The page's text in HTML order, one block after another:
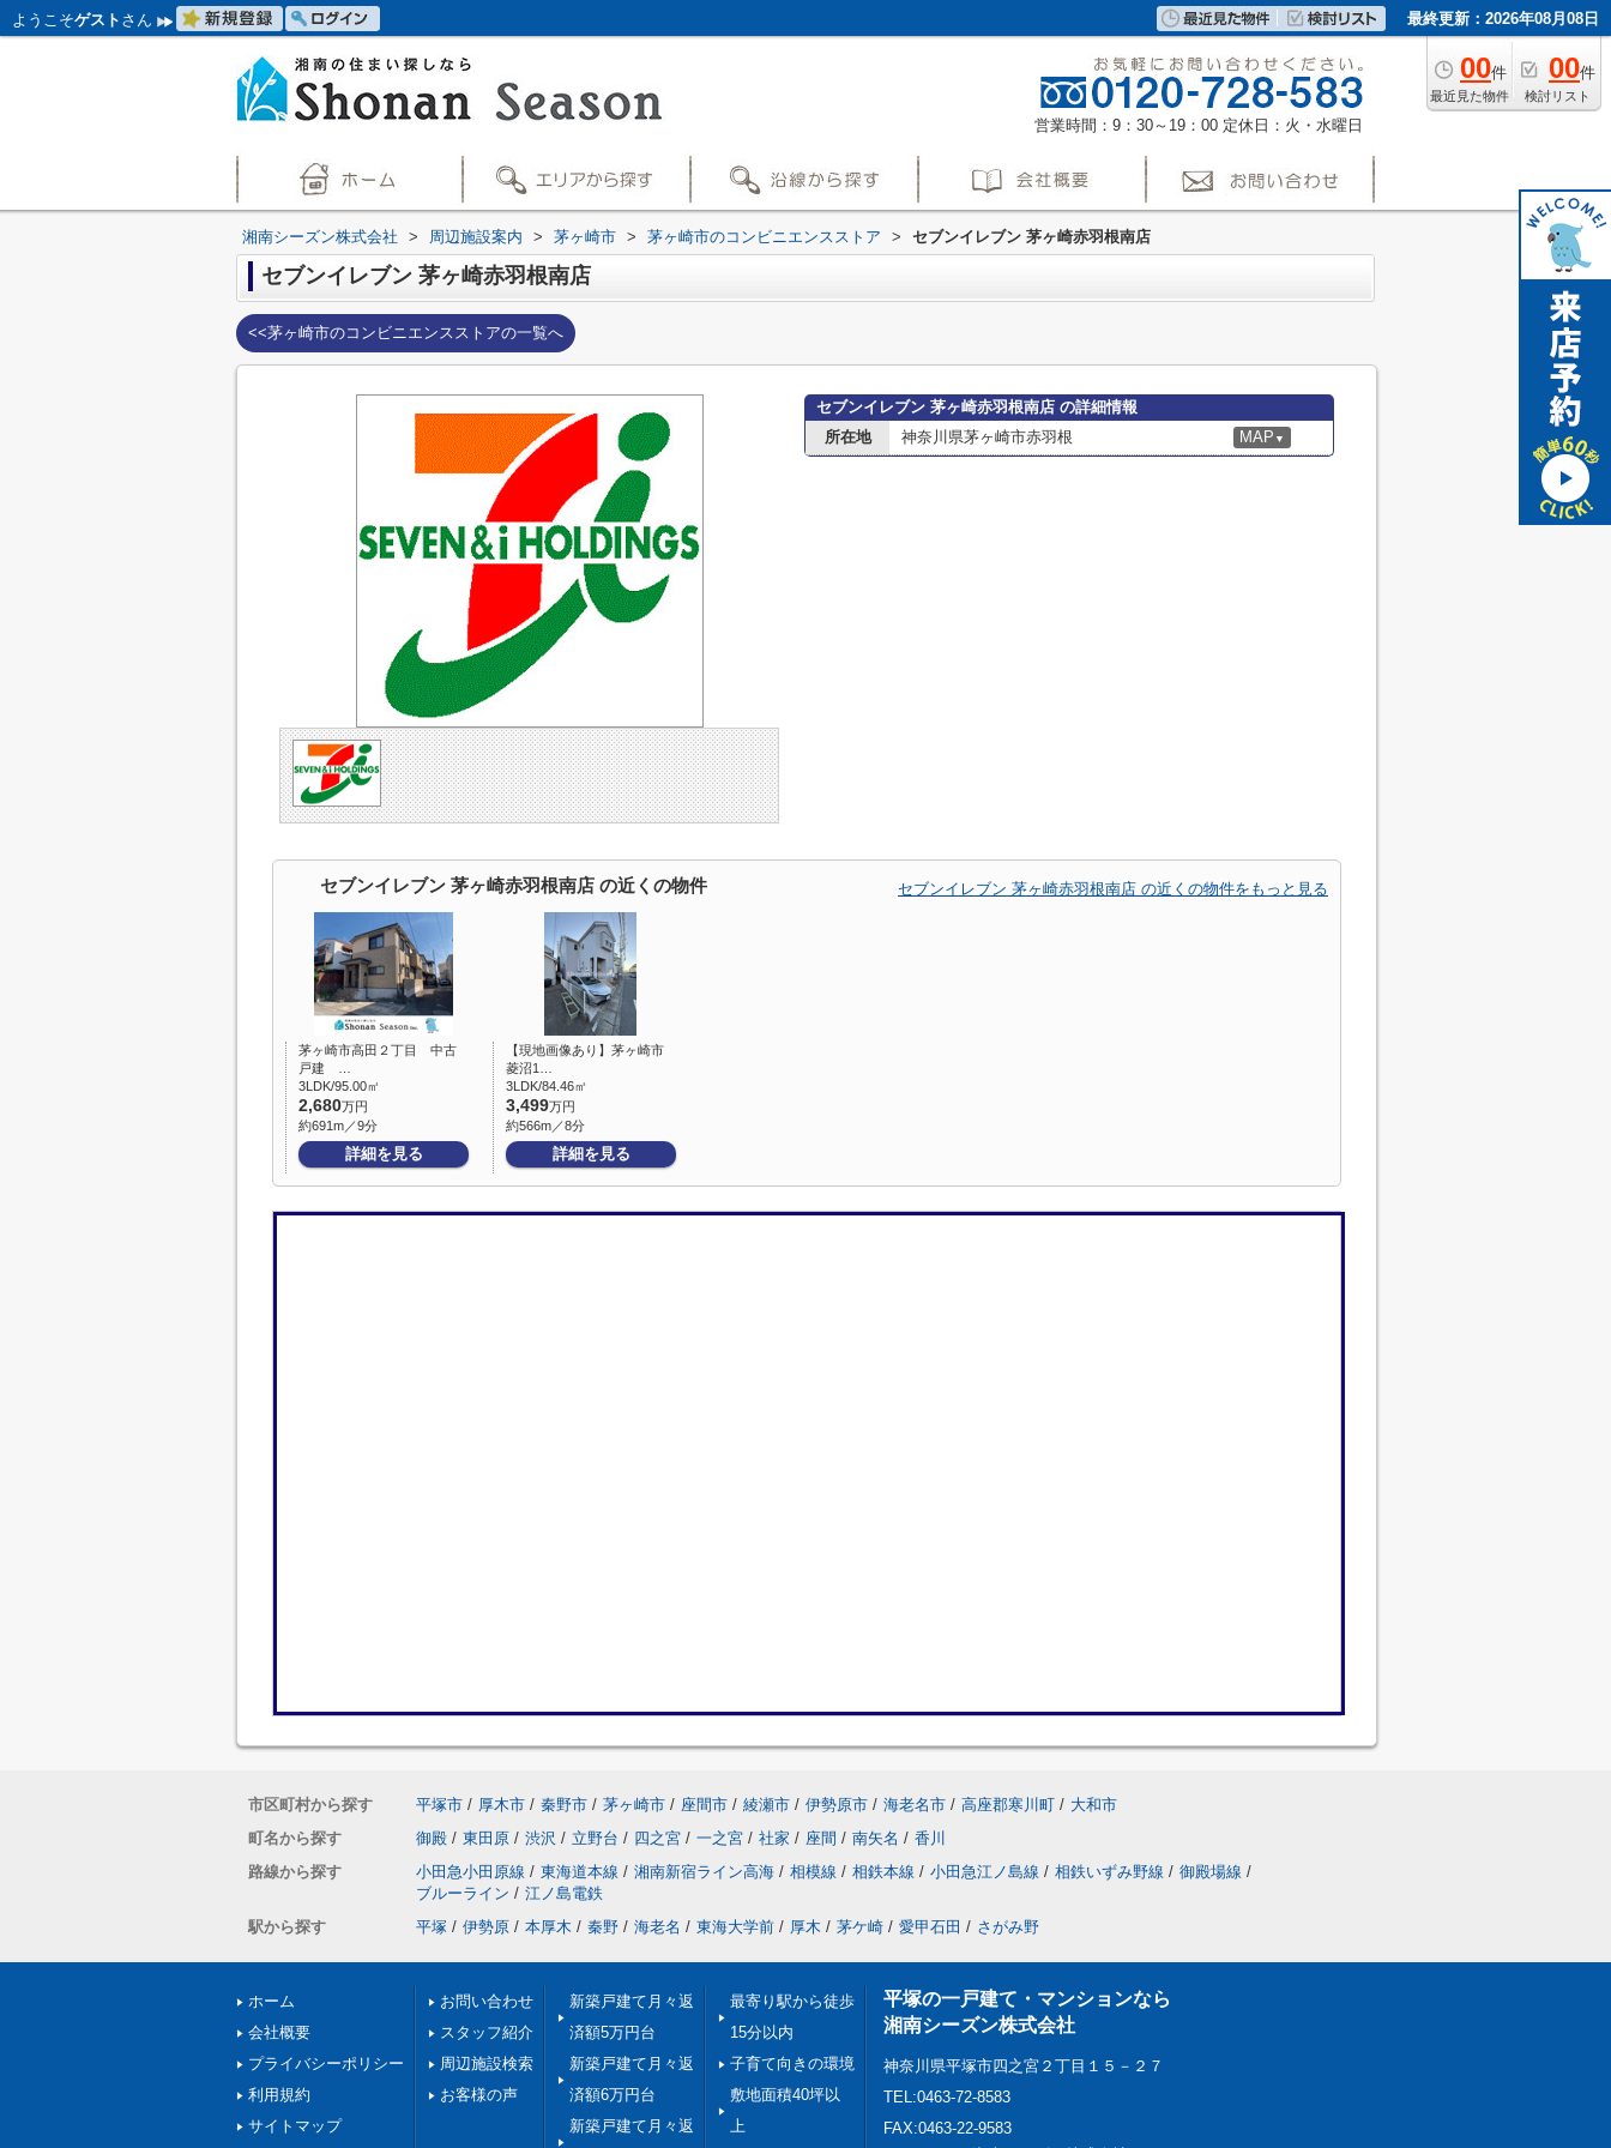
ようこそゲスト さん 最終更新：2026年08月08日
00件
最近見た物件
00件
検討リスト
営業時間：9：30～19：00 定休日：火・水曜日
湘南シーズン株式会社 > 周辺施設案内 > 茅ヶ崎市 > 茅ヶ崎市のコンビニエンスストア > セブンイレブン 茅ヶ崎赤羽根南店
セブンイレブン 茅ヶ崎赤羽根南店
<<茅ヶ崎市のコンビニエンスストアの一覧へ
セブンイレブン 茅ヶ崎赤羽根南店 の詳細情報
所在地
神奈川県茅ヶ崎市赤羽根 MAP ▼
セブンイレブン 茅ヶ崎赤羽根南店 の近くの物件 セブンイレブン 茅ヶ崎赤羽根南店 の近くの物件をもっと見る
茅ヶ崎市高田２丁目 中古
戸建 …
3LDK/95.00㎡
2,680万円
約691m／9分
詳細を見る
【現地画像あり】茅ヶ崎市
菱沼1…
3LDK/84.46㎡
3,499万円
約566m／8分
詳細を見る
市区町村から探す 平塚市 / 厚木市 / 秦野市 / 茅ヶ崎市 / 座間市 / 綾瀬市 / 伊勢原市 / 海老名市 / 高座郡寒川町 / 大和市
町名から探す
御殿 / 東田原 / 渋沢 / 立野台 / 四之宮 / 一之宮 / 社家 / 座間 / 南矢名 / 香川
路線から探す
小田急小田原線 / 東海道本線 / 湘南新宿ライン高海 / 相模線 / 相鉄本線 / 小田急江ノ島線 / 相鉄いずみ野線 / 御殿場線 /
ブルーライン / 江ノ島電鉄
駅から探す
平塚 / 伊勢原 / 本厚木 / 秦野 / 海老名 / 東海大学前 / 厚木 / 茅ケ崎 / 愛甲石田 / さがみ野
ホーム
会社概要
プライバシーポリシー
利用規約
サイトマップ
お問い合わせ
スタッフ紹介
周辺施設検索
お客様の声
新築戸建て月々返
済額5万円台
新築戸建て月々返
済額6万円台
新築戸建て月々返
最寄り駅から徒歩
15分以内
子育て向きの環境
敷地面積40坪以
上
平塚の一戸建て・マンションなら
湘南シーズン株式会社
神奈川県平塚市四之宮２丁目１５－２７
TEL:0463-72-8583
FAX:0463-22-9583